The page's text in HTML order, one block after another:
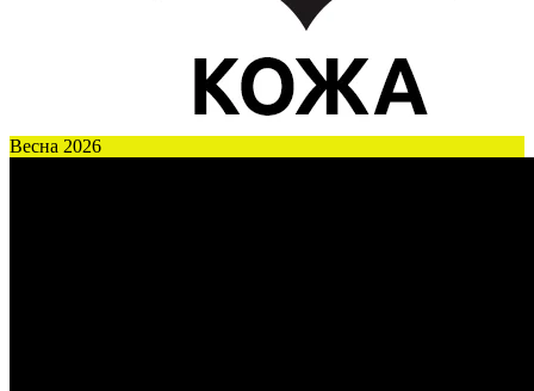
Весна 2026